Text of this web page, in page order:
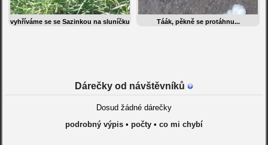
vyhříváme se se Sazinkou na sluníčku Táák, pěkně se protáhnu...
Dárečky od návštěvníků
Dosud žádné dárečky
podrobný výpis• počty• co mi chybí